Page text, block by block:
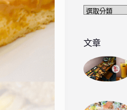
文
類
文章